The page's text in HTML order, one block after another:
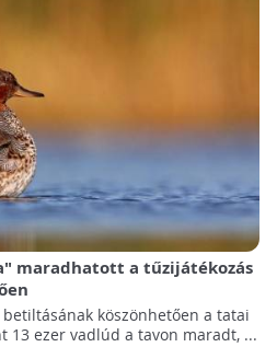
maradhatott a tűzijátékozás
köszönhetően a tatai
13 ezer vadlúd a tavon maradt, ...